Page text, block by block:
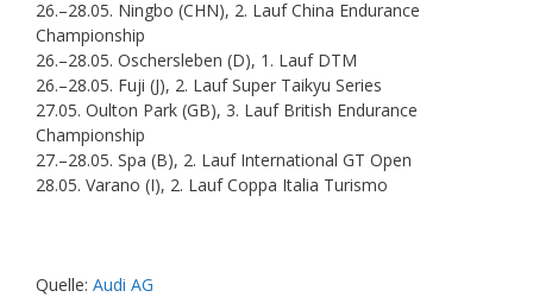
26.–28.05. Ningbo (CHN), 2. Lauf China Endurance
Championship
26.–28.05. Oschersleben (D), 1. Lauf DTM
26.–28.05. Fuji (J), 2. Lauf Super Taikyu Series
27.05. Oulton Park (GB), 3. Lauf British Endurance
Championship
27.–28.05. Spa (B), 2. Lauf International GT Open
28.05. Varano (I), 2. Lauf Coppa Italia Turismo
Quelle: Audi AG